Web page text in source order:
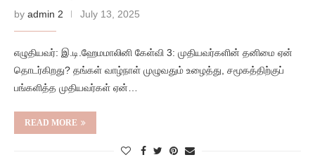
by admin 2 July 13, 2025
எழுதியவர்: இ.டி.ஹேமமாலினி கேள்வி 3: முதியவர்களின் தனிமை ஏன்
தொடர்கிறது? தங்கள் வாழ்நாள் முழுவதும் உழைத்து, சமூகத்திற்குப்
பங்களித்த முதியவர்கள் ஏன்…
READ MORE